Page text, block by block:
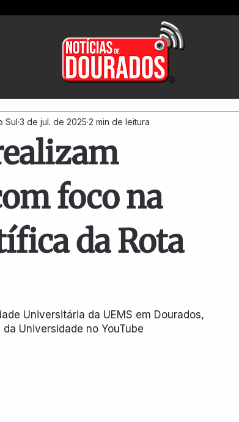
foco na
da Rota
Sul 3 de jul. de 2025 2 min de leitura
Universitária da UEMS em Dourados,
Universidade no YouTube